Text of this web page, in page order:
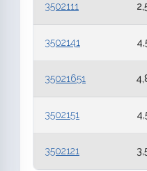
3502111
3502141
35021651
3502151
3502121